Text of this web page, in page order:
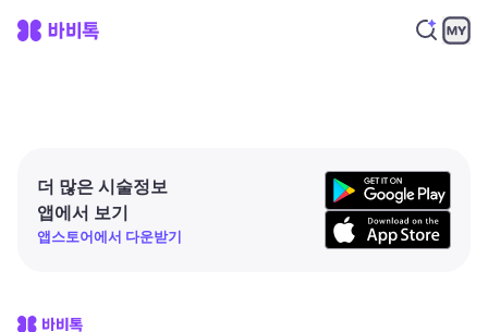
더 많은 시술정보
앱에서 보기
앱스토어에서 다운받기